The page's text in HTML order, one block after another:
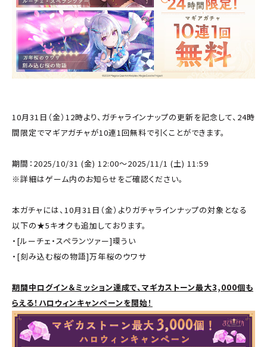
10月31日（金）12時より、ガチャラインナップの更新を記念して、24時
間限定でマギアガチャが10連1回無料で引くことができます。
期間：2025/10/31 (金) 12:00～2025/11/1 (土) 11:59
※詳細はゲーム内のお知らせをご確認ください。
本ガチャには、10月31日（金）よりガチャラインナップの対象となる
以下の★5キオクも追加しております。
・[ルーチェ・スペランツァー]環うい
・[刻み込む桜の物語]万年桜のウワサ
期間中ログイン＆ミッション達成で、マギカストーン最大3,000個も
らえる！ハロウィンキャンペーンを開始！